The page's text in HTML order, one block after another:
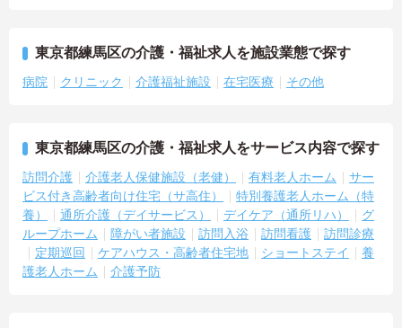
東京都練馬区の介護・福祉求人を施設業態で探す
病院 クリニック 介護福祉施設 在宅医療 その他
東京都練馬区の介護・福祉求人をサービス内容で探す
訪問介護 介護老人保健施設（老健） 有料老人ホーム
サー
ビス付き高齢者向け住宅（サ高住）
特別養護老人ホーム（特
養）
通所介護（デイサービス） デイケア（通所リハ）
グ
ループホーム
障がい者施設 訪問入浴 訪問看護
訪問診療
定期巡回
ケアハウス・高齢者住宅地 ショートステイ
養
護老人ホーム
介護予防